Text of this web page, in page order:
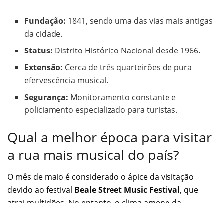
Fundação: 1841, sendo uma das vias mais antigas
da cidade.
Status: Distrito Histórico Nacional desde 1966.
Extensão: Cerca de três quarteirões de pura
efervescência musical.
Segurança: Monitoramento constante e
policiamento especializado para turistas.
Qual a melhor época para visitar
a rua mais musical do país?
O mês de maio é considerado o ápice da visitação
devido ao festival Beale Street Music Festival, que